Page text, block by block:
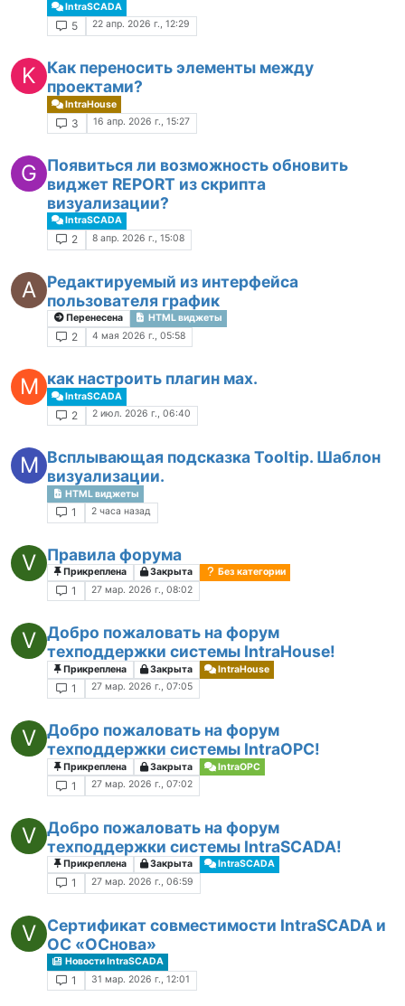
IntraSCADA
5 22 апр. 2026 г., 12:29
K
Как переносить элементы между
проектами?
IntraHouse
3 16 апр. 2026 г., 15:27
G
Появиться ли возможность обновить
виджет REPORT из скрипта
визуализации?
IntraSCADA
2 8 апр. 2026 г., 15:08
А
Редактируемый из интерфейса
пользователя график
Перенесена HTML виджеты
2 4 мая 2026 г., 05:58
М как настроить плагин мах.
IntraSCADA
2 2 июл. 2026 г., 06:40
M Всплывающая подсказка Tooltip. Шаблон
визуализации.
HTML виджеты
1 2 часа назад
V Правила форума
Прикреплена Закрыта Без категории
1 27 мар. 2026 г., 08:02
V Добро пожаловать на форум
техподдержки системы IntraHouse!
Прикреплена Закрыта IntraHouse
1 27 мар. 2026 г., 07:05
V Добро пожаловать на форум
техподдержки системы IntraOPC!
Прикреплена Закрыта IntraOPC
1 27 мар. 2026 г., 07:02
V Добро пожаловать на форум
техподдержки системы IntraSCADA!
Прикреплена Закрыта IntraSCADA
1 27 мар. 2026 г., 06:59
V
Сертификат совместимости IntraSCADA и
ОС «ОСнова»
Новости IntraSCADA
1 31 мар. 2026 г., 12:01